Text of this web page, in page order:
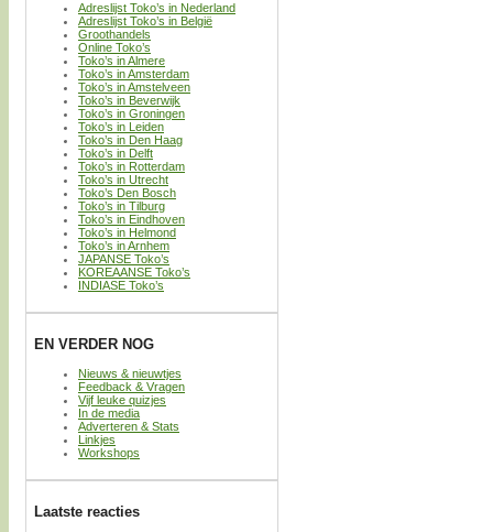
Adreslijst Toko’s in Nederland
Adreslijst Toko’s in België
Groothandels
Online Toko’s
Toko’s in Almere
Toko’s in Amsterdam
Toko’s in Amstelveen
Toko’s in Beverwijk
Toko’s in Groningen
Toko’s in Leiden
Toko’s in Den Haag
Toko’s in Delft
Toko’s in Rotterdam
Toko’s in Utrecht
Toko’s Den Bosch
Toko’s in Tilburg
Toko’s in Eindhoven
Toko’s in Helmond
Toko’s in Arnhem
JAPANSE Toko’s
KOREAANSE Toko’s
INDIASE Toko’s
EN VERDER NOG
Nieuws & nieuwtjes
Feedback & Vragen
Vijf leuke quizjes
In de media
Adverteren & Stats
Linkjes
Workshops
Laatste reacties